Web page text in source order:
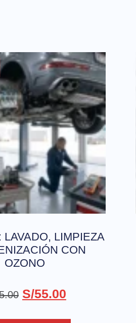
LAVADO, LIMPIEZA
CON
OZONO
S/55.00